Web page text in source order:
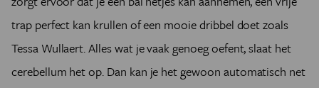
trap perfect kan krullen of een mooie dribbel doet zoals
Tessa Wullaert. Alles wat je vaak genoeg oefent, slaat het
cerebellum het op. Dan kan je het gewoon automatisch net